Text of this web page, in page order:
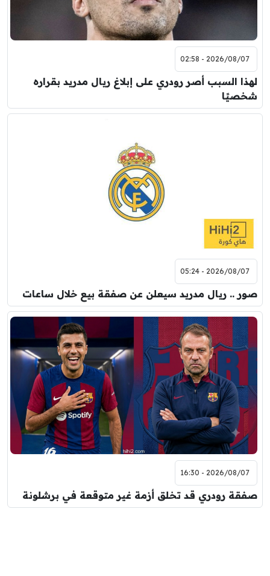
مباراة ودية
2026/08/07 - 02:58
لهذا السبب أصر رودري على إبلاغ ريال مدريد بقراره
شخصيًا
2026/08/07 - 05:24
صور .. ريال مدريد سيعلن عن صفقة بيع خلال ساعات
2026/08/07 - 16:30
صفقة رودري قد تخلق أزمة غير متوقعة في برشلونة